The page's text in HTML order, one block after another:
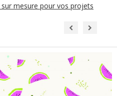
mesure pour vos projets